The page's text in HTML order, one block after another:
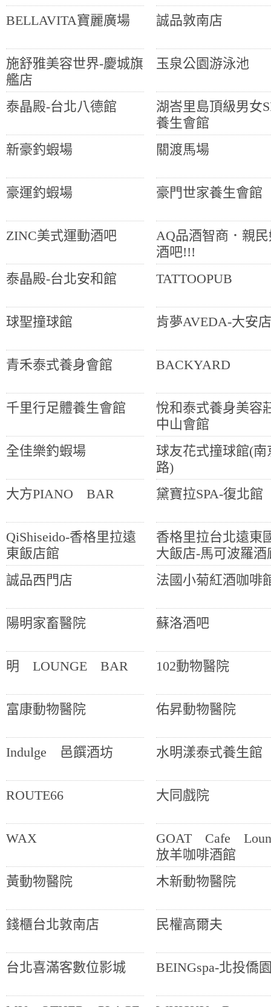
BELLAVITA寶麗廣場 誠品敦南店
施舒雅美容世界-慶城旗
艦店
玉泉公園游泳池
泰晶殿-台北八德館
湖峇里島頂級男女
養生會館
新豪釣蝦場
關渡馬場
豪運釣蝦場 豪門世家養生會館
ZINC美式運動酒吧
AQ品酒智商．親
酒吧!!!
泰晶殿-台北安和館
TATTOOPUB
球聖撞球館 肯夢AVEDA-大安店
青禾泰式養身會館 BACKYARD
千里行足體養生會館
悅和泰式養身美容
中山會館
全佳樂釣蝦場
球友花式撞球館(南
路)
大方PIANO BAR
黛寶拉SPA-復北館
QiShiseido-香格里拉遠
東飯店館
香格里拉台北遠東
大飯店-馬可波羅酒
誠品西門店
法國小菊紅酒咖啡
陽明家畜醫院 蘇洛酒吧
明 LOUNGE BAR 102動物醫院
富康動物醫院 佑昇動物醫院
Indulge 邑饌酒坊 水明漾泰式養生館
ROUTE66 大同戲院
WAX
GOAT Cafe
放羊咖啡酒館
黃動物醫院
木新動物醫院
錢櫃台北敦南店 民權高爾夫
台北喜滿客數位影城 BEINGspa-北投僑